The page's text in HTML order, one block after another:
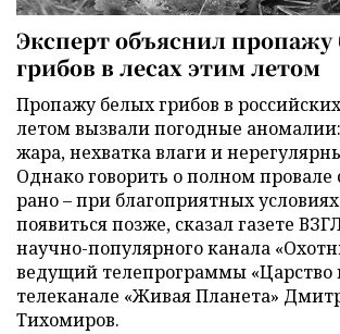
Эксперт объяснил пропажу
грибов в лесах этим летом
Пропажу белых грибов в
летом вызвали погодные
жара, нехватка влаги и
Однако говорить о полном провале
рано – при благоприятных
появиться позже, сказал газете
научно-популярного канала
ведущий телепрограммы «Царство
телеканале «Живая Планета»
Тихомиров.